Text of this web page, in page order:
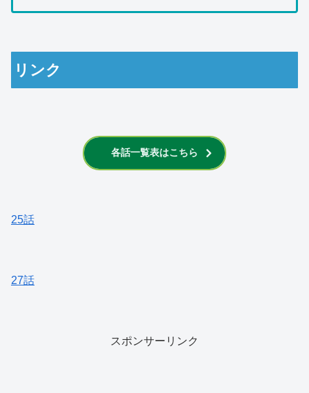
リンク
各話一覧表はこちら
25話
27話
スポンサーリンク